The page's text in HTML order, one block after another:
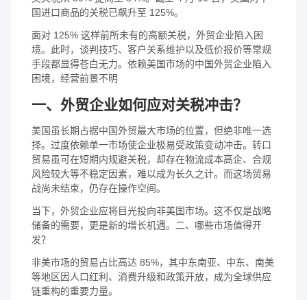
国进口商品的关税已飙升至 125%。
面对 125% 这样前所未有的高额关税，外贸企业陷入困
境。此时，谈判技巧、客户关系维护以及低价报价等常规
手段都显得苍白无力。依赖美国市场的中国外贸企业陷入
困境，经营前景不明
一、外贸企业如何应对关税冲击？
美国虽长期占据中国外贸最大市场的位置，但绝非唯一选
择。过度依赖单一市场使企业极易受政策变动冲击。转口
贸易虽可在短期内规避关税，却存在物流成本高企、合规
风险较大等不稳定因素，难以成为长久之计。而这场贸易
战尚未结束，仍存在操作空间。
当下，外贸企业应将目光投向非美国市场。这不仅是战略
储备的需要，更是新的增长机遇。二、哪些市场值得开
发？
非美市场的贸易占比高达 85%，其中东南亚、中东、南美
等地区因人口红利、消费升级和政策开放，成为全球供应
链重构的重要力量。